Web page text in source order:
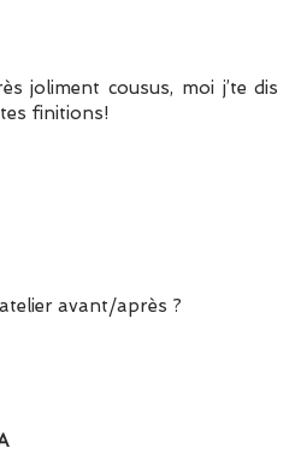
joliment cousus, moi j’te dis
finitions!
avant/après ?